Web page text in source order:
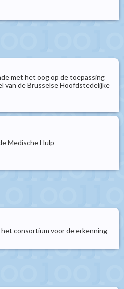
met het oog op de toepassing
van de Brusselse Hoofdstedelijke
Medische Hulp
het consortium voor de erkenning